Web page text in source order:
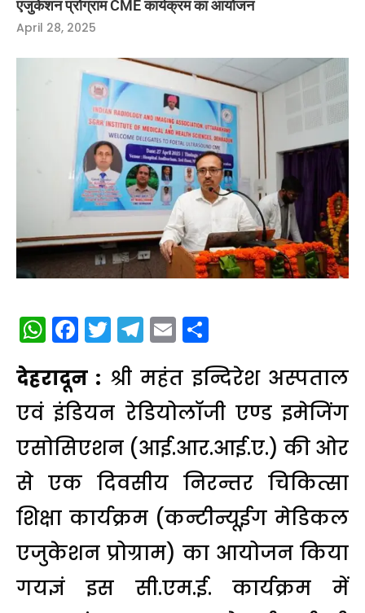
एजुकेशन प्रोग्राम CME कार्यक्रम का आयोजन
April 28, 2025
WhatsApp
Facebook
Twitter
Telegram
Email
देहरादून : श्री महंत इन्दिरेश अस्पताल
एवं इंडियन रेडियोलाॅजी एण्ड इमेजिंग
एसोसिएशन (आई.आर.आई.ए.) की ओर
से एक दिवसीय निरन्तर चिकित्सा
शिक्षा कार्यक्रम (कन्टीन्यूईग मेडिकल
एजुकेशन प्रोग्राम) का आयोजन किया
गयज्ञं इस सी.एम.ई. कार्यक्रम में